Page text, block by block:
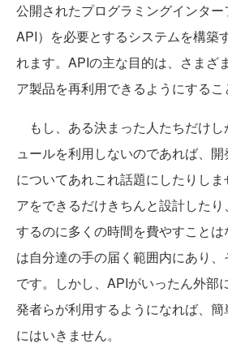
公開されたプログラミングインター
API）を必要とするシステムを構築
れます。APIの主な目的は、さまざ
ア製品を再利用できるようにするこ
もし、ある決まった人たちだけし
ュールを利用しないのであれば、開
についてあれこれ話題にしたりし
アをできるだけきちんと設計したり
するのに多くの時間を費やすこと
は自分達の手の届く範囲内にあり
です。しかし、APIがいったん外部
発者らが利用するようになれば、
にはいきません。